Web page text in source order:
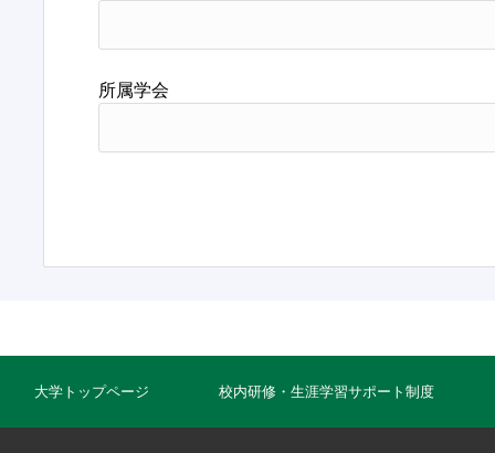
所属学会
大学トップページ 校内研修・生涯学習サポート制度